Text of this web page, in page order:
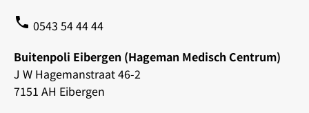
phone 0543 54 44 44
Buitenpoli Eibergen (Hageman Medisch Centrum)
J W Hagemanstraat 46-2
7151 AH Eibergen